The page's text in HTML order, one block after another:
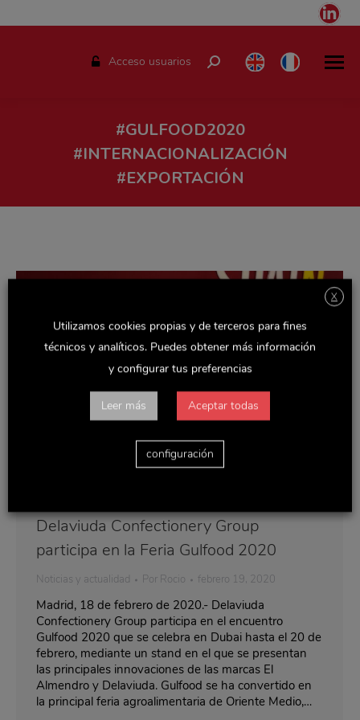
Acceso usuarios Buscar:
#GULFOOD2020
#INTERNACIONALIZACIÓN
#EXPORTACIÓN
Delaviuda Confectionery Group
participa en la Feria Gulfood 2020
Noticias y actualidad Por Rocio febrero 19, 2020
Madrid, 18 de febrero de 2020.- Delaviuda
Confectionery Group participa en el encuentro
Gulfood 2020 que se celebra en Dubai hasta el 20 de
febrero, mediante un stand en el que se presentan
las principales innovaciones de las marcas El
Almendro y Delaviuda. Gulfood se ha convertido en
la principal feria agroalimentaria de Oriente Medio,…
X
Utilizamos cookies propias y de terceros para fines
técnicos y analíticos. Puedes obtener más información
y configurar tus preferencias
Leer más Aceptar todas
configuración